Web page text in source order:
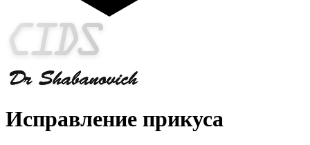
Исправление прикуса